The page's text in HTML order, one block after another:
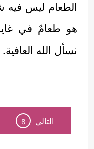
الطعام ليس فيه
هو طعامٌ في
نسأل الله العافية.
التالي 8